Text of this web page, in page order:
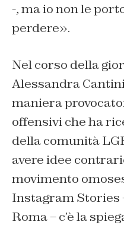
-, ma io non le
perdere».
Nel corso della
Alessandra
maniera
offensivi che ha
della comunità
avere idee
movimento
Instagram Stories
Roma – c’è la